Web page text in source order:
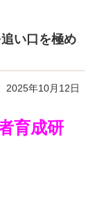
い口を極め
2025年10月12日
育成研